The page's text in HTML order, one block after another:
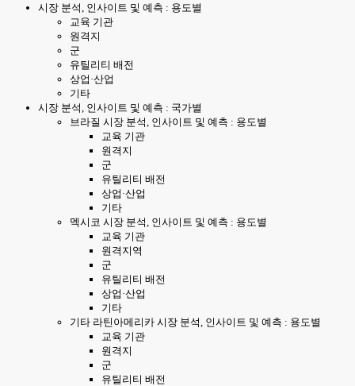
시장 분석, 인사이트 및 예측 : 용도별
교육 기관
원격지
군
유틸리티 배전
상업·산업
기타
시장 분석, 인사이트 및 예측 : 국가별
브라질 시장 분석, 인사이트 및 예측 : 용도별
교육 기관
원격지
군
유틸리티 배전
상업·산업
기타
멕시코 시장 분석, 인사이트 및 예측 : 용도별
교육 기관
원격지역
군
유틸리티 배전
상업·산업
기타
기타 라틴아메리카 시장 분석, 인사이트 및 예측 : 용도별
교육 기관
원격지
군
유틸리티 배전